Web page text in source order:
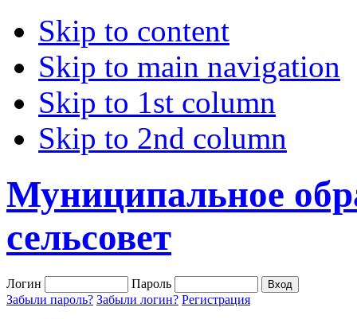
Skip to content
Skip to main navigation
Skip to 1st column
Skip to 2nd column
Муниципальное
сельсовет
Логин
Пароль
Забыли пароль? Забыли логин? Регистрация